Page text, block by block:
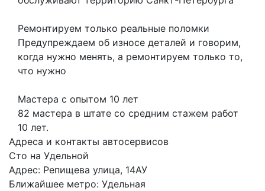
Ремонтируем только реальные поломки
Предупреждаем об износе деталей и говорим,
когда нужно менять, а ремонтируем только то,
что нужно
Мастера с опытом 10 лет
82 мастера в штате со средним стажем работ
10 лет.
Адреса и контакты автосервисов
Сто на Удельной
Адрес: Репищева улица, 14АУ
Ближайшее метро: Удельная